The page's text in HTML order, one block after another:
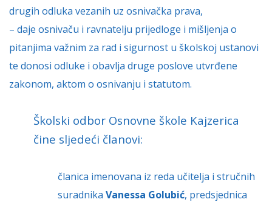
drugih odluka vezanih uz osnivačka prava,
– daje osnivaču i ravnatelju prijedloge i mišljenja o
pitanjima važnim za rad i sigurnost u školskoj ustanovi
te donosi odluke i obavlja druge poslove utvrđene
zakonom, aktom o osnivanju i statutom.
Školski odbor Osnovne škole Kajzerica
čine sljedeći članovi:
članica imenovana iz reda učitelja i stručnih
suradnika Vanessa Golubić, predsjednica